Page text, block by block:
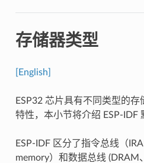
存储器类型
[English]
ESP32 芯片具有不同类型的
特性，本小节将介绍 ESP-IDF
ESP-IDF 区分了指令总线（
memory）和数据总线 (DRAM